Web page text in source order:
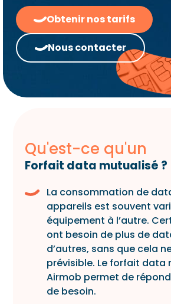
Obtenir nos tarifs
Nous contacter
Qu'est-ce qu'un
Forfait data mutualisé ?
La consommation de
appareils est souvent
équipement à l’autre.
ont besoin de plus de
d’autres, sans que cela
prévisible. Le forfait data
Airmob permet de
de besoin.